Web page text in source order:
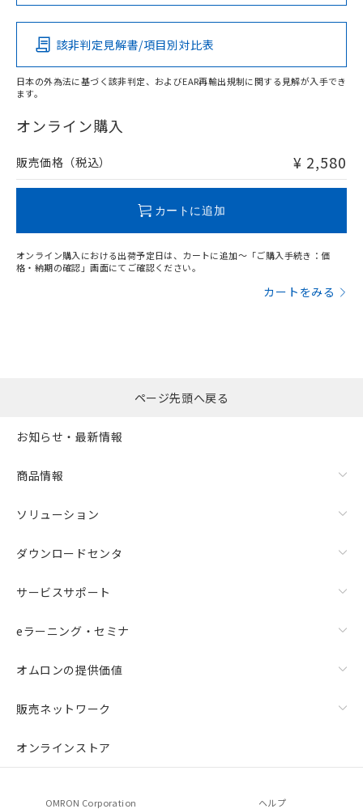
O
在庫等で未対応品が混在する可能性があります。
問い合わせください。
その他の認証はこちらのページからご検索ください
該非判定見解書/項目別対比表
日本の外為法に基づく該非判定、およびEAR再輸出規制に関する見解が入手でき
ます。
オンライン購入
販売価格（税込） ¥ 2,580
カートに追加
オンライン購入における出荷予定日は、カートに追加～「ご購入手続き：価
格・納期の確認」画面にてご確認ください。
カートをみる
ページ先頭へ戻る
お知らせ・最新情報
商品情報
ソリューション
ダウンロードセンタ
サービスサポート
eラーニング・セミナ
オムロンの提供価値
販売ネットワーク
オンラインストア
OMRON Corporation ヘルプ